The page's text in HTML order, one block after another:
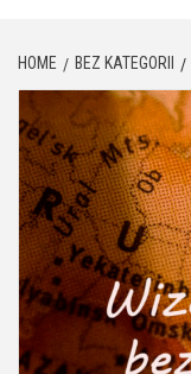
HOME BEZ KATEGORII